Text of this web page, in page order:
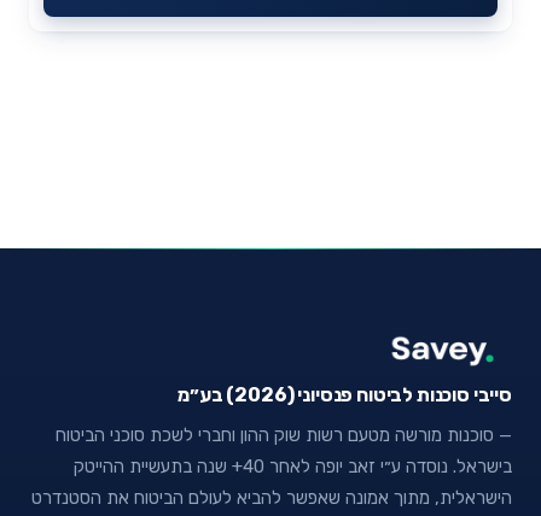
סייבי סוכנות לביטוח פנסיוני (2026) בע״מ
— סוכנות מורשה מטעם רשות שוק ההון וחברי לשכת סוכני הביטוח
בישראל. נוסדה ע״י זאב יופה לאחר 40+ שנה בתעשיית ההייטק
הישראלית, מתוך אמונה שאפשר להביא לעולם הביטוח את הסטנדרט